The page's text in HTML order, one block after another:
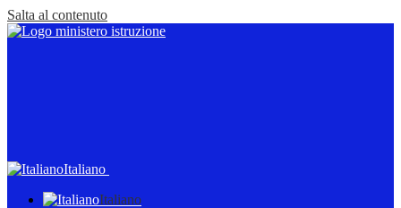
Salta al contenuto
Italiano
Italiano